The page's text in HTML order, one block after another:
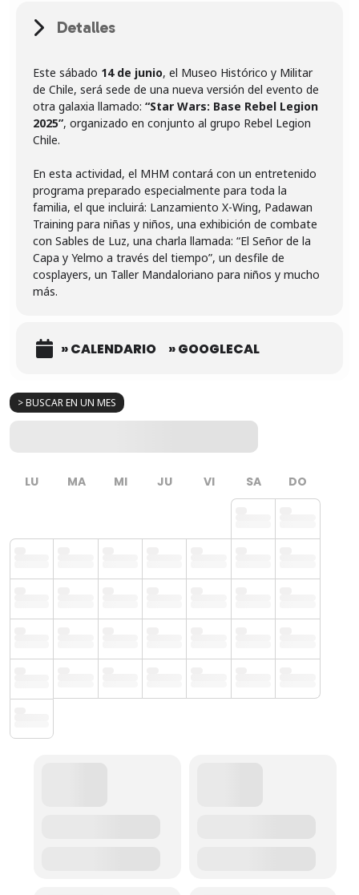
> BUSCAR EN UN MES
LU MA MI JU VI SA DO
Detalles
Este sábado 14 de junio, el Museo Histórico y Militar
de Chile, será sede de una nueva versión del evento de
otra galaxia llamado: “Star Wars: Base Rebel Legion
2025”, organizado en conjunto al grupo Rebel Legion
Chile.
En esta actividad, el MHM contará con un entretenido
programa preparado especialmente para toda la
familia, el que incluirá: Lanzamiento X-Wing, Padawan
Training para niñas y niños, una exhibición de combate
con Sables de Luz, una charla llamada: “El Señor de la
Capa y Yelmo a través del tiempo”, un desfile de
cosplayers, un Taller Mandaloriano para niños y mucho
más.
» CALENDARIO » GOOGLECAL